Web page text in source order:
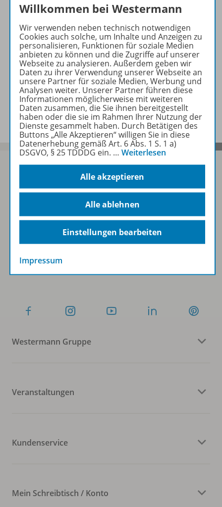
Informationen
Produkte des Jahrgangs
Benachrichtigungs-Service
Sofort profitieren
Zum Newsletter anmelden
Folgen Sie uns auf Social Media
Westermann Gruppe
Veranstaltungen
Kundenservice
Mein Schreibtisch / Konto
Willkommen bei Westermann
Wir verwenden neben technisch notwendigen
Cookies auch solche, um Inhalte und Anzeigen zu
personalisieren, Funktionen für soziale Medien
anbieten zu können und die Zugriffe auf unserer
Webseite zu analysieren. Außerdem geben wir
Daten zu ihrer Verwendung unserer Webseite an
unsere Partner für soziale Medien, Werbung und
Analysen weiter. Unserer Partner führen diese
Informationen möglicherweise mit weiteren
Daten zusammen, die Sie ihnen bereitgestellt
haben oder die sie im Rahmen Ihrer Nutzung der
Dienste gesammelt haben. Durch Betätigen des
Buttons „Alle Akzeptieren“ willigen Sie in diese
Datenerhebung gemäß Art. 6 Abs. 1 S. 1 a)
DSGVO, § 25 TDDDG ein. … Weiterlesen
Alle akzeptieren
Alle ablehnen
Einstellungen bearbeiten
Impressum